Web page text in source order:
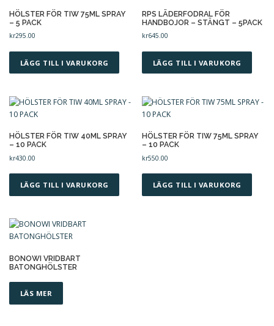
a
t
e
HÖLSTER FÖR TIW 75ML SPRAY
– 5 PACK
kr295.00
LÄGG TILL I VARUKORG
RPS LÄDERFODRAL FÖR
HANDBOJOR – STÄNGT – 5PACK
kr645.00
LÄGG TILL I VARUKORG
HÖLSTER FÖR TIW 40ML SPRAY
– 10 PACK
kr430.00
LÄGG TILL I VARUKORG
HÖLSTER FÖR TIW 75ML SPRAY
– 10 PACK
kr550.00
LÄGG TILL I VARUKORG
BONOWI VRIDBART
BATONGHÖLSTER
LÄS MER